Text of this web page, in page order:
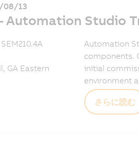
08/13
Automation Studio
GA Eastern
Automation
components.
initial
environment
さらに読む